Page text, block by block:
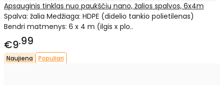
Apsauginis tinklas nuo paukščių nano, žalios spalvos, 6x4m
Spalva: žalia Medžiaga: HDPE (didelio tankio polietilenas)
Bendri matmenys: 6 x 4 m (ilgis x plo..
€9 99
Naujiena Populiari